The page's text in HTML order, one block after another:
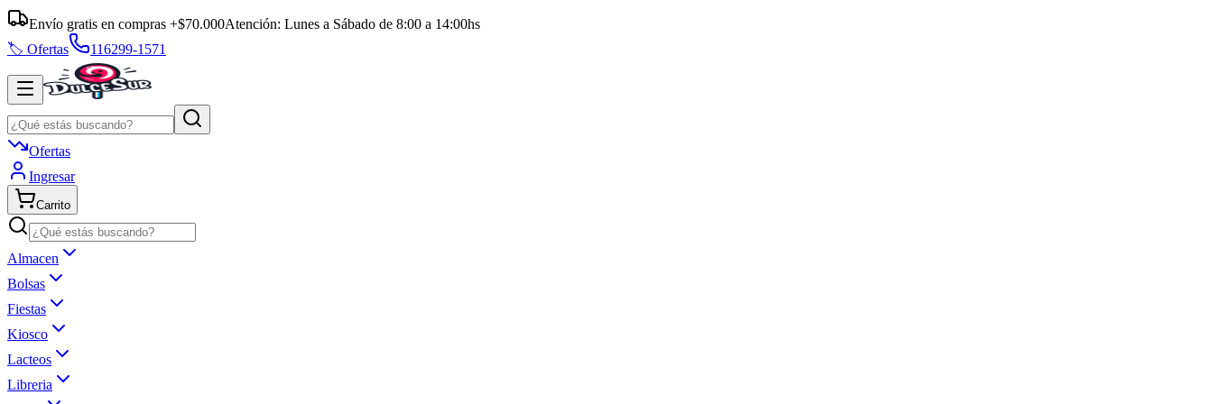
Envío gratis en compras +$70.000Atención: Lunes a Sábado de 8:00 a 14:00hs
🏷️ Ofertas
116299-1571
Ofertas
Ingresar
Carrito
Almacen
Bolsas
Fiestas
Kiosco
Lacteos
Libreria